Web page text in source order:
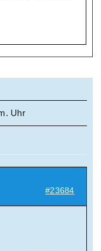
Uhr
#23684